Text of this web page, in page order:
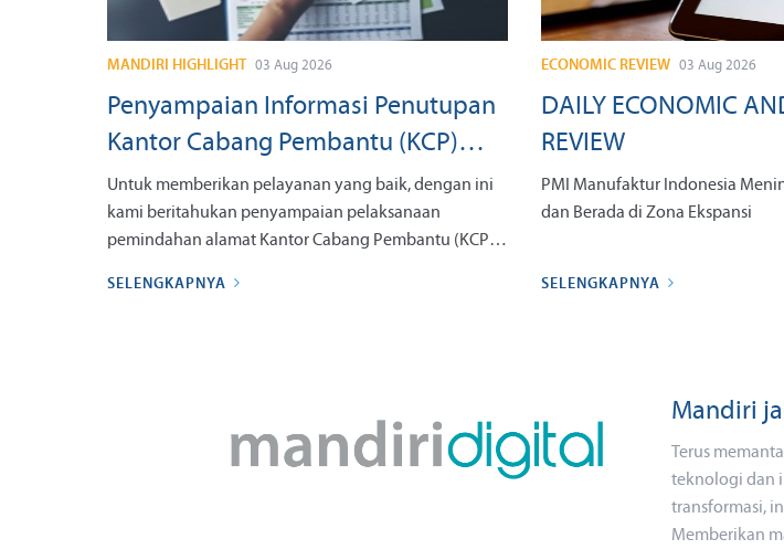
MANDIRI HIGHLIGHT 03 Aug 2026
Penyampaian Informasi Penutupan
Kantor Cabang Pembantu (KCP)
Batam Nagoya Prioritas tanggal 07
September 2026
Untuk memberikan pelayanan yang baik, dengan ini
kami beritahukan penyampaian pelaksanaan
pemindahan alamat Kantor Cabang Pembantu (KCP),
SELENGKAPNYA
ECONOMIC REVIEW 03 Aug 2026
DAILY ECONOMIC
REVIEW
PMI Manufaktur Indonesia
dan Berada di Zona Ekspansi
SELENGKAPNYA
Mandiri
Terus
teknologi dan
transformasi,
Memberikan